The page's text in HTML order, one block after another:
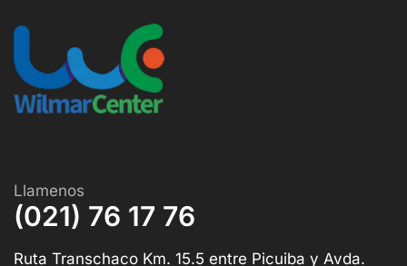
Llamenos
(021) 76 17 76
Ruta Transchaco Km. 15.5 entre Picuiba y Avda.